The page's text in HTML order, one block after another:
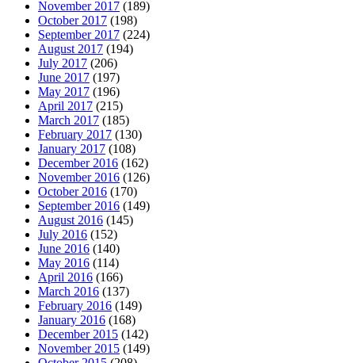
November 2017 (189)
October 2017 (198)
September 2017 (224)
August 2017 (194)
July 2017 (206)
June 2017 (197)
May 2017 (196)
April 2017 (215)
March 2017 (185)
February 2017 (130)
January 2017 (108)
December 2016 (162)
November 2016 (126)
October 2016 (170)
September 2016 (149)
August 2016 (145)
July 2016 (152)
June 2016 (140)
May 2016 (114)
April 2016 (166)
March 2016 (137)
February 2016 (149)
January 2016 (168)
December 2015 (142)
November 2015 (149)